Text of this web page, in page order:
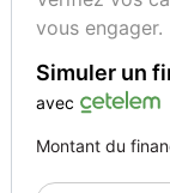
vous engager.
Simuler un
avec
Montant du